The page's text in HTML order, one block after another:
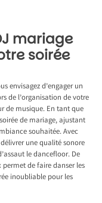
mariage
soirée
envisagez d’engager un
de l’organisation de votre
de musique. En tant que
de mariage, ajustant
souhaitée. Avec
une qualité sonore
le dancefloor. De
de faire danser les
inoubliable pour les